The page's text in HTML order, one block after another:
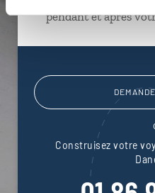
pendant et après
Construisez votre